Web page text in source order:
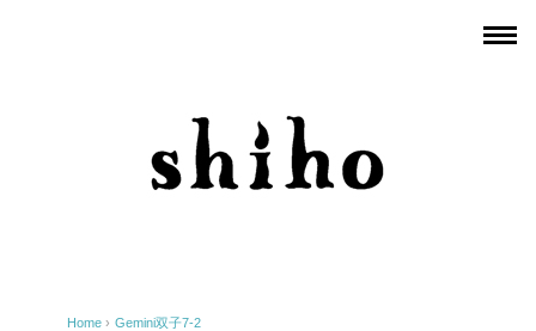
Home › Gemini双子7-2